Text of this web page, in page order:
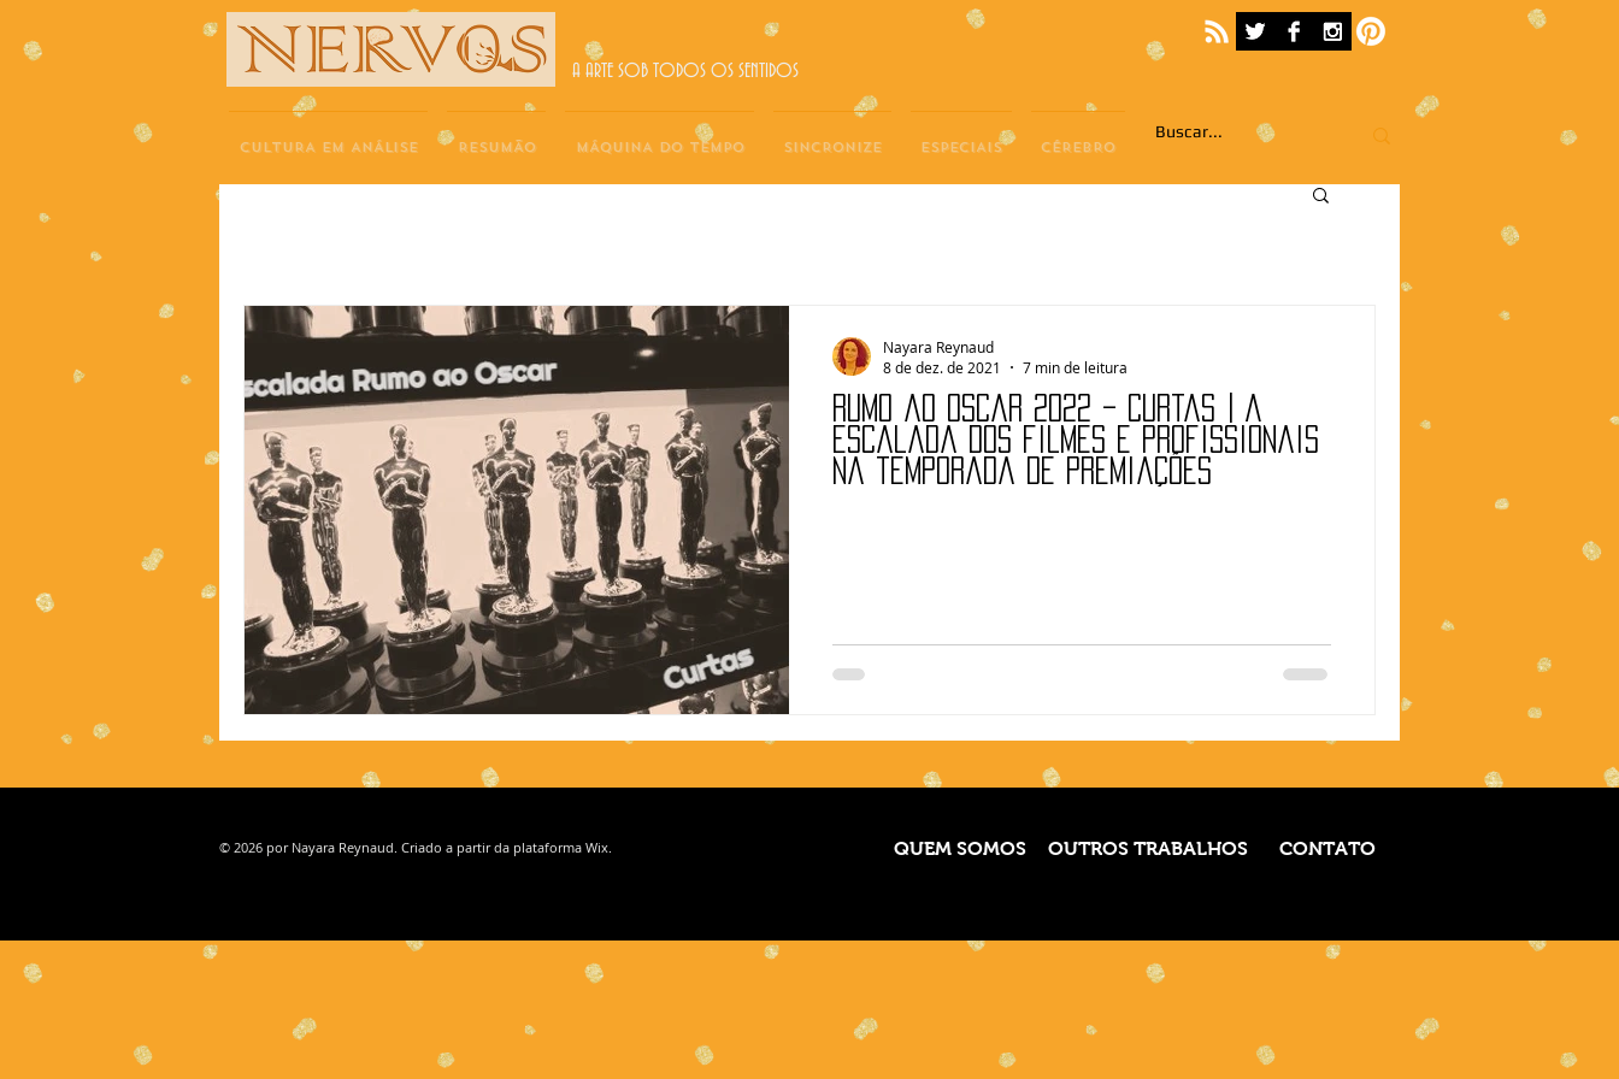
NERVOS A ARTE SOB TODOS OS SENTIDOS
CULTURA EM ANÁLISE RESUMÃO MÁQUINA DO TEMPO SINCRONIZE ESPECIAIS CÉREBRO
Rumo ao Oscar 2022 – Curtas | A
escalada dos filmes e profissionais
na temporada de premiações
Nayara Reynaud
8 de dez. de 2021
7 min de leitura
© 2026 por Nayara Reynaud. Criado a partir da plataforma Wix. QUEM SOMOS OUTROS TRABALHOS CONTATO